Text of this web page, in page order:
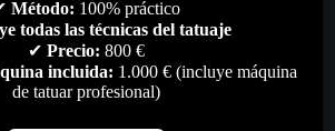
Método: 100% práctico
todas las técnicas del tatuaje
✔ Precio: 800 €
incluida: 1.000 € (incluye máquina
de tatuar profesional)